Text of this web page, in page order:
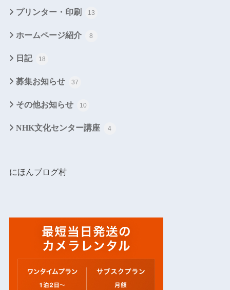
プリンター・印刷 13
ホームページ紹介 8
日記 18
募集お知らせ 37
その他お知らせ 10
NHK文化センター講座 4
にほんブログ村